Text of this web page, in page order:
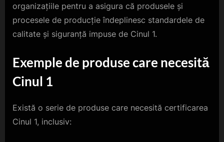
organizațiile pentru a asigura că produsele și
procesele de producție îndeplinesc standardele de
calitate și siguranță impuse de Cinul 1.
Exemple de produse care necesită
Cinul 1
Există o serie de produse care necesită certificarea
Cinul 1, inclusiv: